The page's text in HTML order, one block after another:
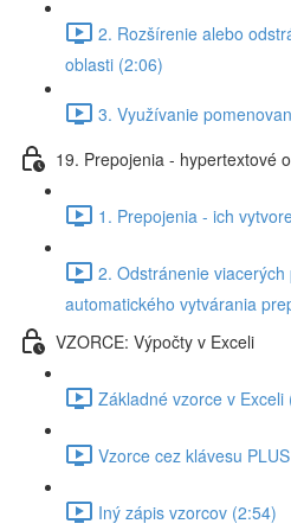
2. Rozšírenie alebo
oblasti (2:06)
3. Využívanie
19. Prepojenia - hypertextové
1. Prepojenia - ich
2. Odstránenie
automatického vytvárania
VZORCE: Výpočty v Exceli
Základné vzorce v Exceli
Vzorce cez klávesu
Iný zápis vzorcov (2:54)